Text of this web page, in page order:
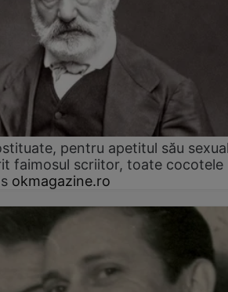
pentru apetitul său
faimosul scriitor, toate cocotele
okmagazine.ro